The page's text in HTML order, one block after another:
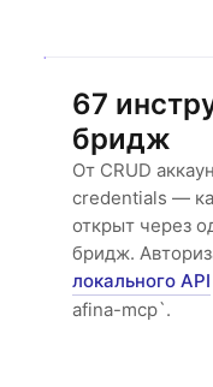
67
бридж
От CRUD
credentials —
открыт через
бридж.
локального API
afina-mcp`.